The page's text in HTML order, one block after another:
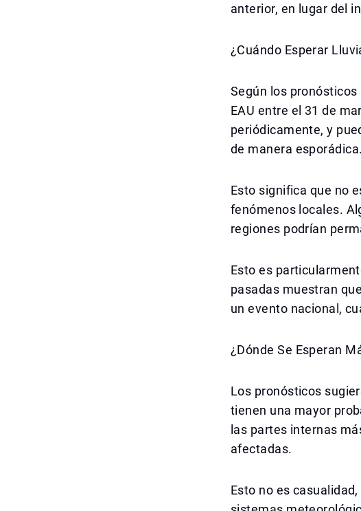
anterior, en lugar del
¿Cuándo Esperar
Según los
EAU entre el 31 de
periódicamente, y
de manera esporádica.
Esto significa que no
fenómenos locales.
regiones podrían
Esto es
pasadas muestran
un evento nacional,
¿Dónde Se Esperan
Los pronósticos
tienen una mayor
las partes internas
afectadas.
Esto no es